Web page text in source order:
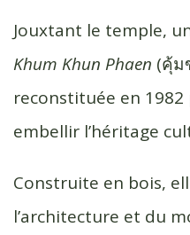
Jouxtant le temple,
Khum Khun Phaen (คุ้ม
reconstituée en
embellir l’héritage
Construite en bois,
l’architecture et du